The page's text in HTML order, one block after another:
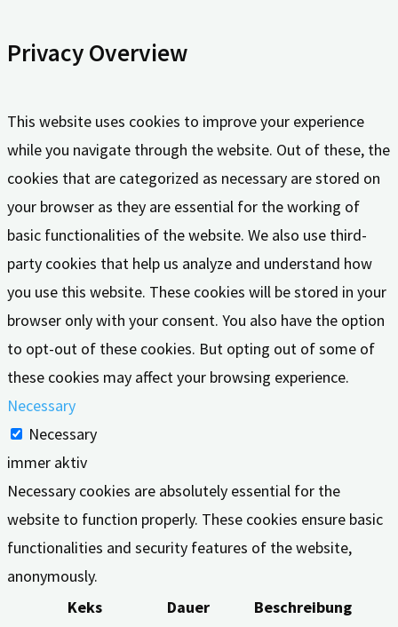
Privacy Overview
This website uses cookies to improve your experience
while you navigate through the website. Out of these, the
cookies that are categorized as necessary are stored on
your browser as they are essential for the working of
basic functionalities of the website. We also use third-
party cookies that help us analyze and understand how
you use this website. These cookies will be stored in your
browser only with your consent. You also have the option
to opt-out of these cookies. But opting out of some of
these cookies may affect your browsing experience.
Necessary
Necessary
immer aktiv
Necessary cookies are absolutely essential for the
website to function properly. These cookies ensure basic
functionalities and security features of the website,
anonymously.
Keks
Dauer Beschreibung